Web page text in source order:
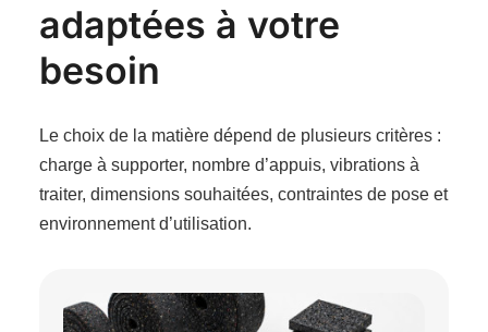
adaptées à votre
besoin
Le choix de la matière dépend de plusieurs critères :
charge à supporter, nombre d’appuis, vibrations à
traiter, dimensions souhaitées, contraintes de pose et
environnement d’utilisation.